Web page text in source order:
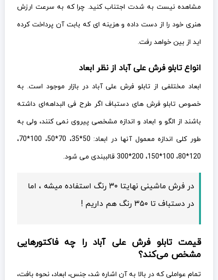
مشاهده نیست به شدت اجتناب کنید. چرا که به سرعت ارزش
هنری خود را از دست داده و هزینه ای که بابت آن پرداخت کرده
اید از بین خواهد رفت.
انواع تابلو فرش علی آباد از نظر ابعاد
ابعاد مختلفی از تابلو فرش علی آباد در بازار موجود است. به
خصوص تابلو فرش های دستباف اگر طرح فی البداهه‌ای داشته
باشند از الگو و ابعاد و اندازه مشخصی پیروی نمی کنند، ولی به
طور کلی اندازه معمول آنها در ابعاد: 50*35، 70*50، 100*70،
120*80، 100*150، 200*300 قالببندی می شود.
در فرش ماشینی نهایتا ۳۰ رنگ استفاده میشه ، اما
در دستباف تا ۳۵۰ رنگ هم داریم !
قیمت تابلو فرش علی آباد را چه فاکتورهایی
مشخص می‌کند؟
تمام عواملی که در بالا به آن اشاره شد، جنس، ابعاد، نحوه بافت،